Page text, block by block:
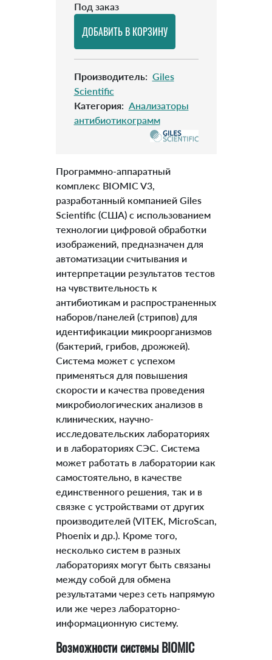
Под заказ
Производитель: Giles
Scientific
Категория: Анализаторы
антибиотикограмм
Программно-аппаратный
комплекс BIOMIC V3,
разработанный компанией Giles
Scientific (США) с использованием
технологии цифровой обработки
изображений, предназначен для
автоматизации считывания и
интерпретации результатов тестов
на чувствительность к
антибиотикам и распространенных
наборов/панелей (стрипов) для
идентификации микроорганизмов
(бактерий, грибов, дрожжей).
Система может с успехом
применяться для повышения
скорости и качества проведения
микробиологических анализов в
клинических, научно-
исследовательских лабораториях
и в лабораториях СЭС. Система
может работать в лаборатории как
самостоятельно, в качестве
единственного решения, так и в
связке с устройствами от других
производителей (VITEK, MicroScan,
Phoenix и др.). Кроме того,
несколько систем в разных
лабораториях могут быть связаны
между собой для обмена
результатами через сеть напрямую
или же через лабораторно-
информационную систему.
Возможности системы BIOMIC